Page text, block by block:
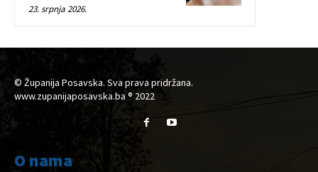
23. srpnja 2026.
© Županija Posavska. Sva prava pridržana.
www.zupanijaposavska.ba ® 2022
O nama